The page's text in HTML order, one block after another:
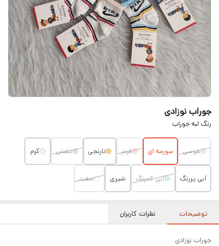
جوراب نوزادی
رنگ لبه جوراب
طوسی سورمه ای قرمز نارنجی بنفش کرم
آبی پررنگ آبی کمرنگ شیری سفید
توضیحات نظرات کاربران
جوراب نوزادی